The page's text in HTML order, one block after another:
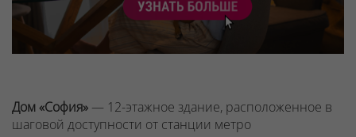
Дом «София» — 12-этажное здание, расположенное в
шаговой доступности от станции метро